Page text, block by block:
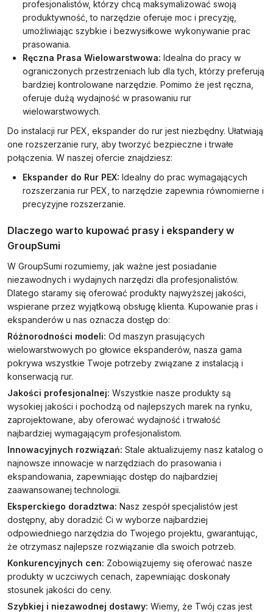
profesjonalistów, którzy chcą maksymalizować swoją
produktywność, to narzędzie oferuje moc i precyzję,
umożliwiając szybkie i bezwysiłkowe wykonywanie prac
prasowania.
Ręczna Prasa Wielowarstwowa: Idealna do pracy w
ograniczonych przestrzeniach lub dla tych, którzy preferują
bardziej kontrolowane narzędzie. Pomimo że jest ręczna,
oferuje dużą wydajność w prasowaniu rur
wielowarstwowych.
Do instalacji rur PEX, ekspander do rur jest niezbędny. Ułatwiają
one rozszerzanie rury, aby tworzyć bezpieczne i trwałe
połączenia. W naszej ofercie znajdziesz:
Ekspander do Rur PEX: Idealny do prac wymagających
rozszerzania rur PEX, to narzędzie zapewnia równomierne i
precyzyjne rozszerzanie.
Dlaczego warto kupować prasy i ekspandery w
GroupSumi
W GroupSumi rozumiemy, jak ważne jest posiadanie
niezawodnych i wydajnych narzędzi dla profesjonalistów.
Dlatego staramy się oferować produkty najwyższej jakości,
wspierane przez wyjątkową obsługę klienta. Kupowanie pras i
ekspanderów u nas oznacza dostęp do:
Różnorodności modeli: Od maszyn prasujących
wielowarstwowych po głowice ekspanderów, nasza gama
pokrywa wszystkie Twoje potrzeby związane z instalacją i
konserwacją rur.
Jakości profesjonalnej: Wszystkie nasze produkty są
wysokiej jakości i pochodzą od najlepszych marek na rynku,
zaprojektowane, aby oferować wydajność i trwałość
najbardziej wymagającym profesjonalistom.
Innowacyjnych rozwiązań: Stale aktualizujemy nasz katalog o
najnowsze innowacje w narzędziach do prasowania i
ekspandowania, zapewniając dostęp do najbardziej
zaawansowanej technologii.
Eksperckiego doradztwa: Nasz zespół specjalistów jest
dostępny, aby doradzić Ci w wyborze najbardziej
odpowiedniego narzędzia do Twojego projektu, gwarantując,
że otrzymasz najlepsze rozwiązanie dla swoich potrzeb.
Konkurencyjnych cen: Zobowiązujemy się oferować nasze
produkty w uczciwych cenach, zapewniając doskonały
stosunek jakości do ceny.
Szybkiej i niezawodnej dostawy: Wiemy, że Twój czas jest